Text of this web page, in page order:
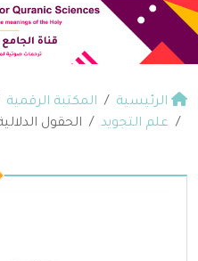
الرئيسية المكتبة الرقمية
علم التجويد
الحقول